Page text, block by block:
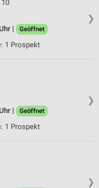
❯
|
Geöffnet
1 Prospekt
❯
|
Geöffnet
1 Prospekt
❯
oder